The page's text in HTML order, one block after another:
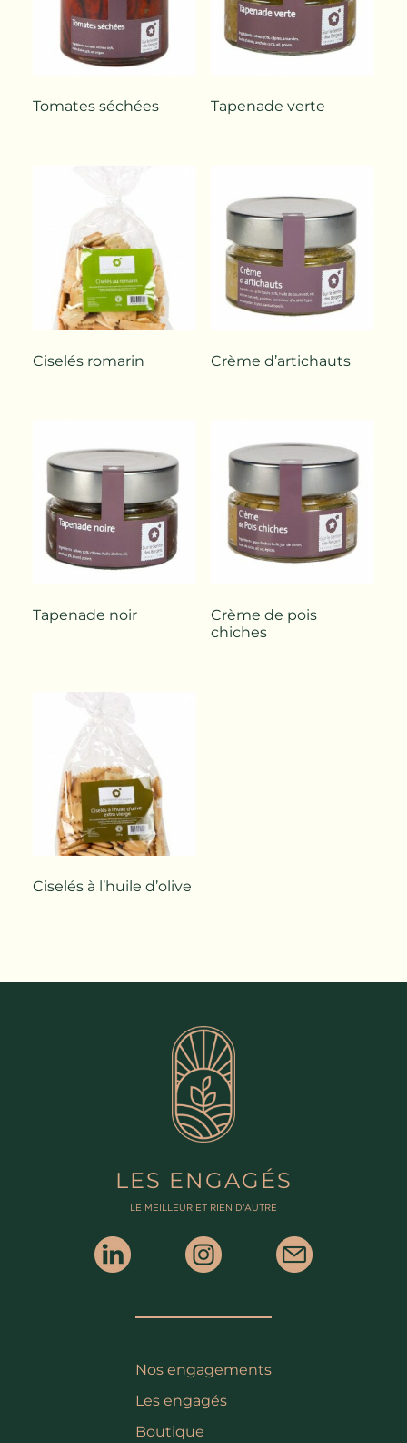
Tomates séchées Tapenade verte
Ciselés romarin Crème d’artichauts
Tapenade noir
Crème de pois
chiches
Ciselés à l’huile d’olive
LES ENGAGÉS
LE MEILLEUR ET RIEN D'AUTRE
Nos engagements
Les engagés
Boutique